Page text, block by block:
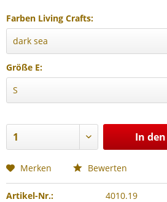
Farben Living Crafts:
Größe E:
In den
Merken Bewerten
Artikel-Nr.: 4010.19